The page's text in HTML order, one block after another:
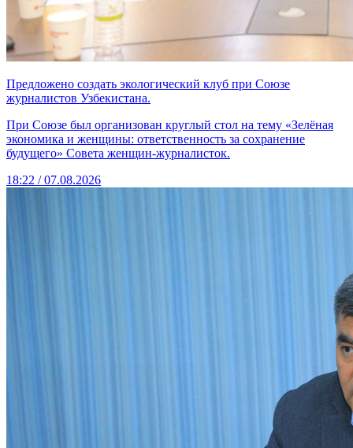
Предложено создать экологический клуб при Союзе
журналистов Узбекистана.
При Союзе был организован круглый стол на тему «Зелёная
экономика и женщины: ответственность за сохранение
будущего» Совета женщин-журналисток.
18:22 / 07.08.2026